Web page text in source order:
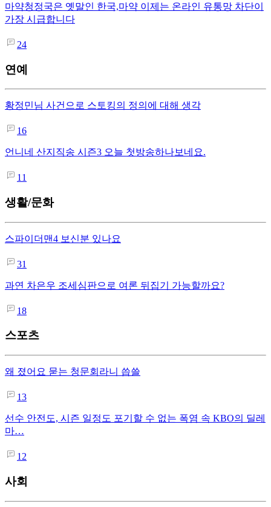
마약청정국은 옛말인 한국,마약 이제는 온라인 유통망 차단이
가장 시급합니다
24
연예
황정민님 사건으로 스토킹의 정의에 대해 생각
16
언니네 산지직송 시즌3 오늘 첫방송하나보네요.
11
생활/문화
스파이더맨4 보신분 있나요
31
과연 차은우 조세심판으로 여론 뒤집기 가능할까요?
18
스포츠
왜 졌어요 묻는 청문회라니 씁쓸
13
선수 안전도, 시즌 일정도 포기할 수 없는 폭염 속 KBO의 딜레
마…
12
사회